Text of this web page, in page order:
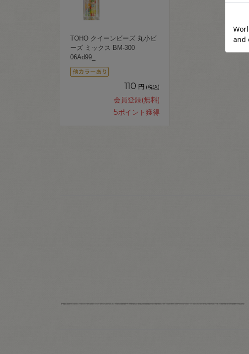
TOHO クイーンビーズ 丸小ビ
ーズ ミックス BM-300
06Ad99_
110 円 (税込)
会員登録(無料)
5ポイント獲得